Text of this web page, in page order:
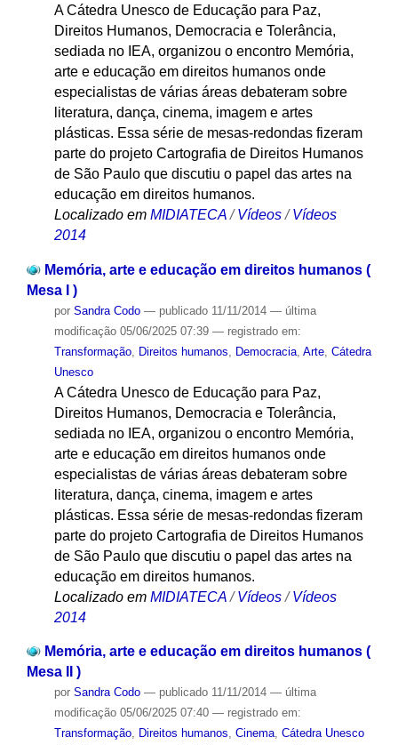
A Cátedra Unesco de Educação para Paz,
Direitos Humanos, Democracia e Tolerância,
sediada no IEA, organizou o encontro Memória,
arte e educação em direitos humanos onde
especialistas de várias áreas debateram sobre
literatura, dança, cinema, imagem e artes
plásticas. Essa série de mesas-redondas fizeram
parte do projeto Cartografia de Direitos Humanos
de São Paulo que discutiu o papel das artes na
educação em direitos humanos.
Localizado em MIDIATECA /Vídeos /Vídeos
2014
Memória, arte e educação em direitos humanos (
Mesa I )
por Sandra Codo — publicado11/11/2014 — última
modificação05/06/2025 07:39 — registrado em:
Transformação, Direitos humanos Democracia, Arte, Cátedra
Unesco
A Cátedra Unesco de Educação para Paz,
Direitos Humanos, Democracia e Tolerância,
sediada no IEA, organizou o encontro Memória,
arte e educação em direitos humanos onde
especialistas de várias áreas debateram sobre
literatura, dança, cinema, imagem e artes
plásticas. Essa série de mesas-redondas fizeram
parte do projeto Cartografia de Direitos Humanos
de São Paulo que discutiu o papel das artes na
educação em direitos humanos.
Localizado em MIDIATECA /Vídeos /Vídeos
2014
Memória, arte e educação em direitos humanos (
Mesa II )
por Sandra Codo — publicado11/11/2014 — última
modificação05/06/2025 07:40 — registrado em:
Transformação, Direitos humanos, Cinema, Cátedra Unesco